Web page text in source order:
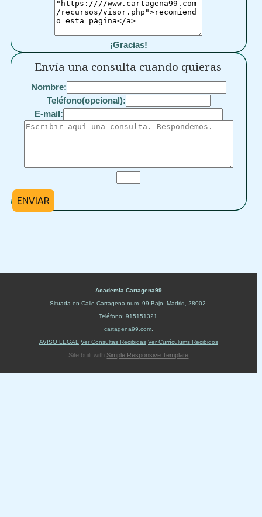
¡Gracias!
Envía una consulta cuando quieras
Nombre:
Teléfono(opcional):
E-mail:
ENVIAR
Academia Cartagena99
Situada en Calle Cartagena num. 99 Bajo Madrid 28002
Teléfono: 915151321
cartagena99.com
AVISO LEGAL
Ver Consultas Recibidas Ver Currículums Recibidos
Site built with Simple Responsive Template